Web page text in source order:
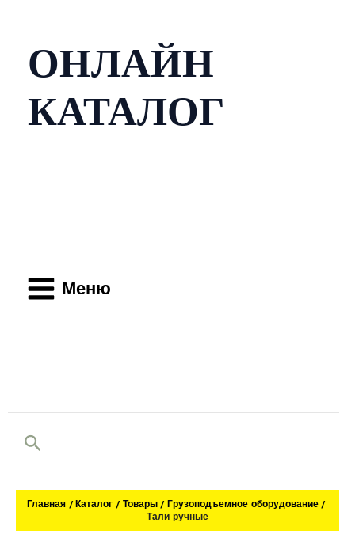
ОНЛАЙН
КАТАЛОГ
Меню
Поиск
Главная Каталог Товары
Грузоподъемное оборудование
Тали ручные